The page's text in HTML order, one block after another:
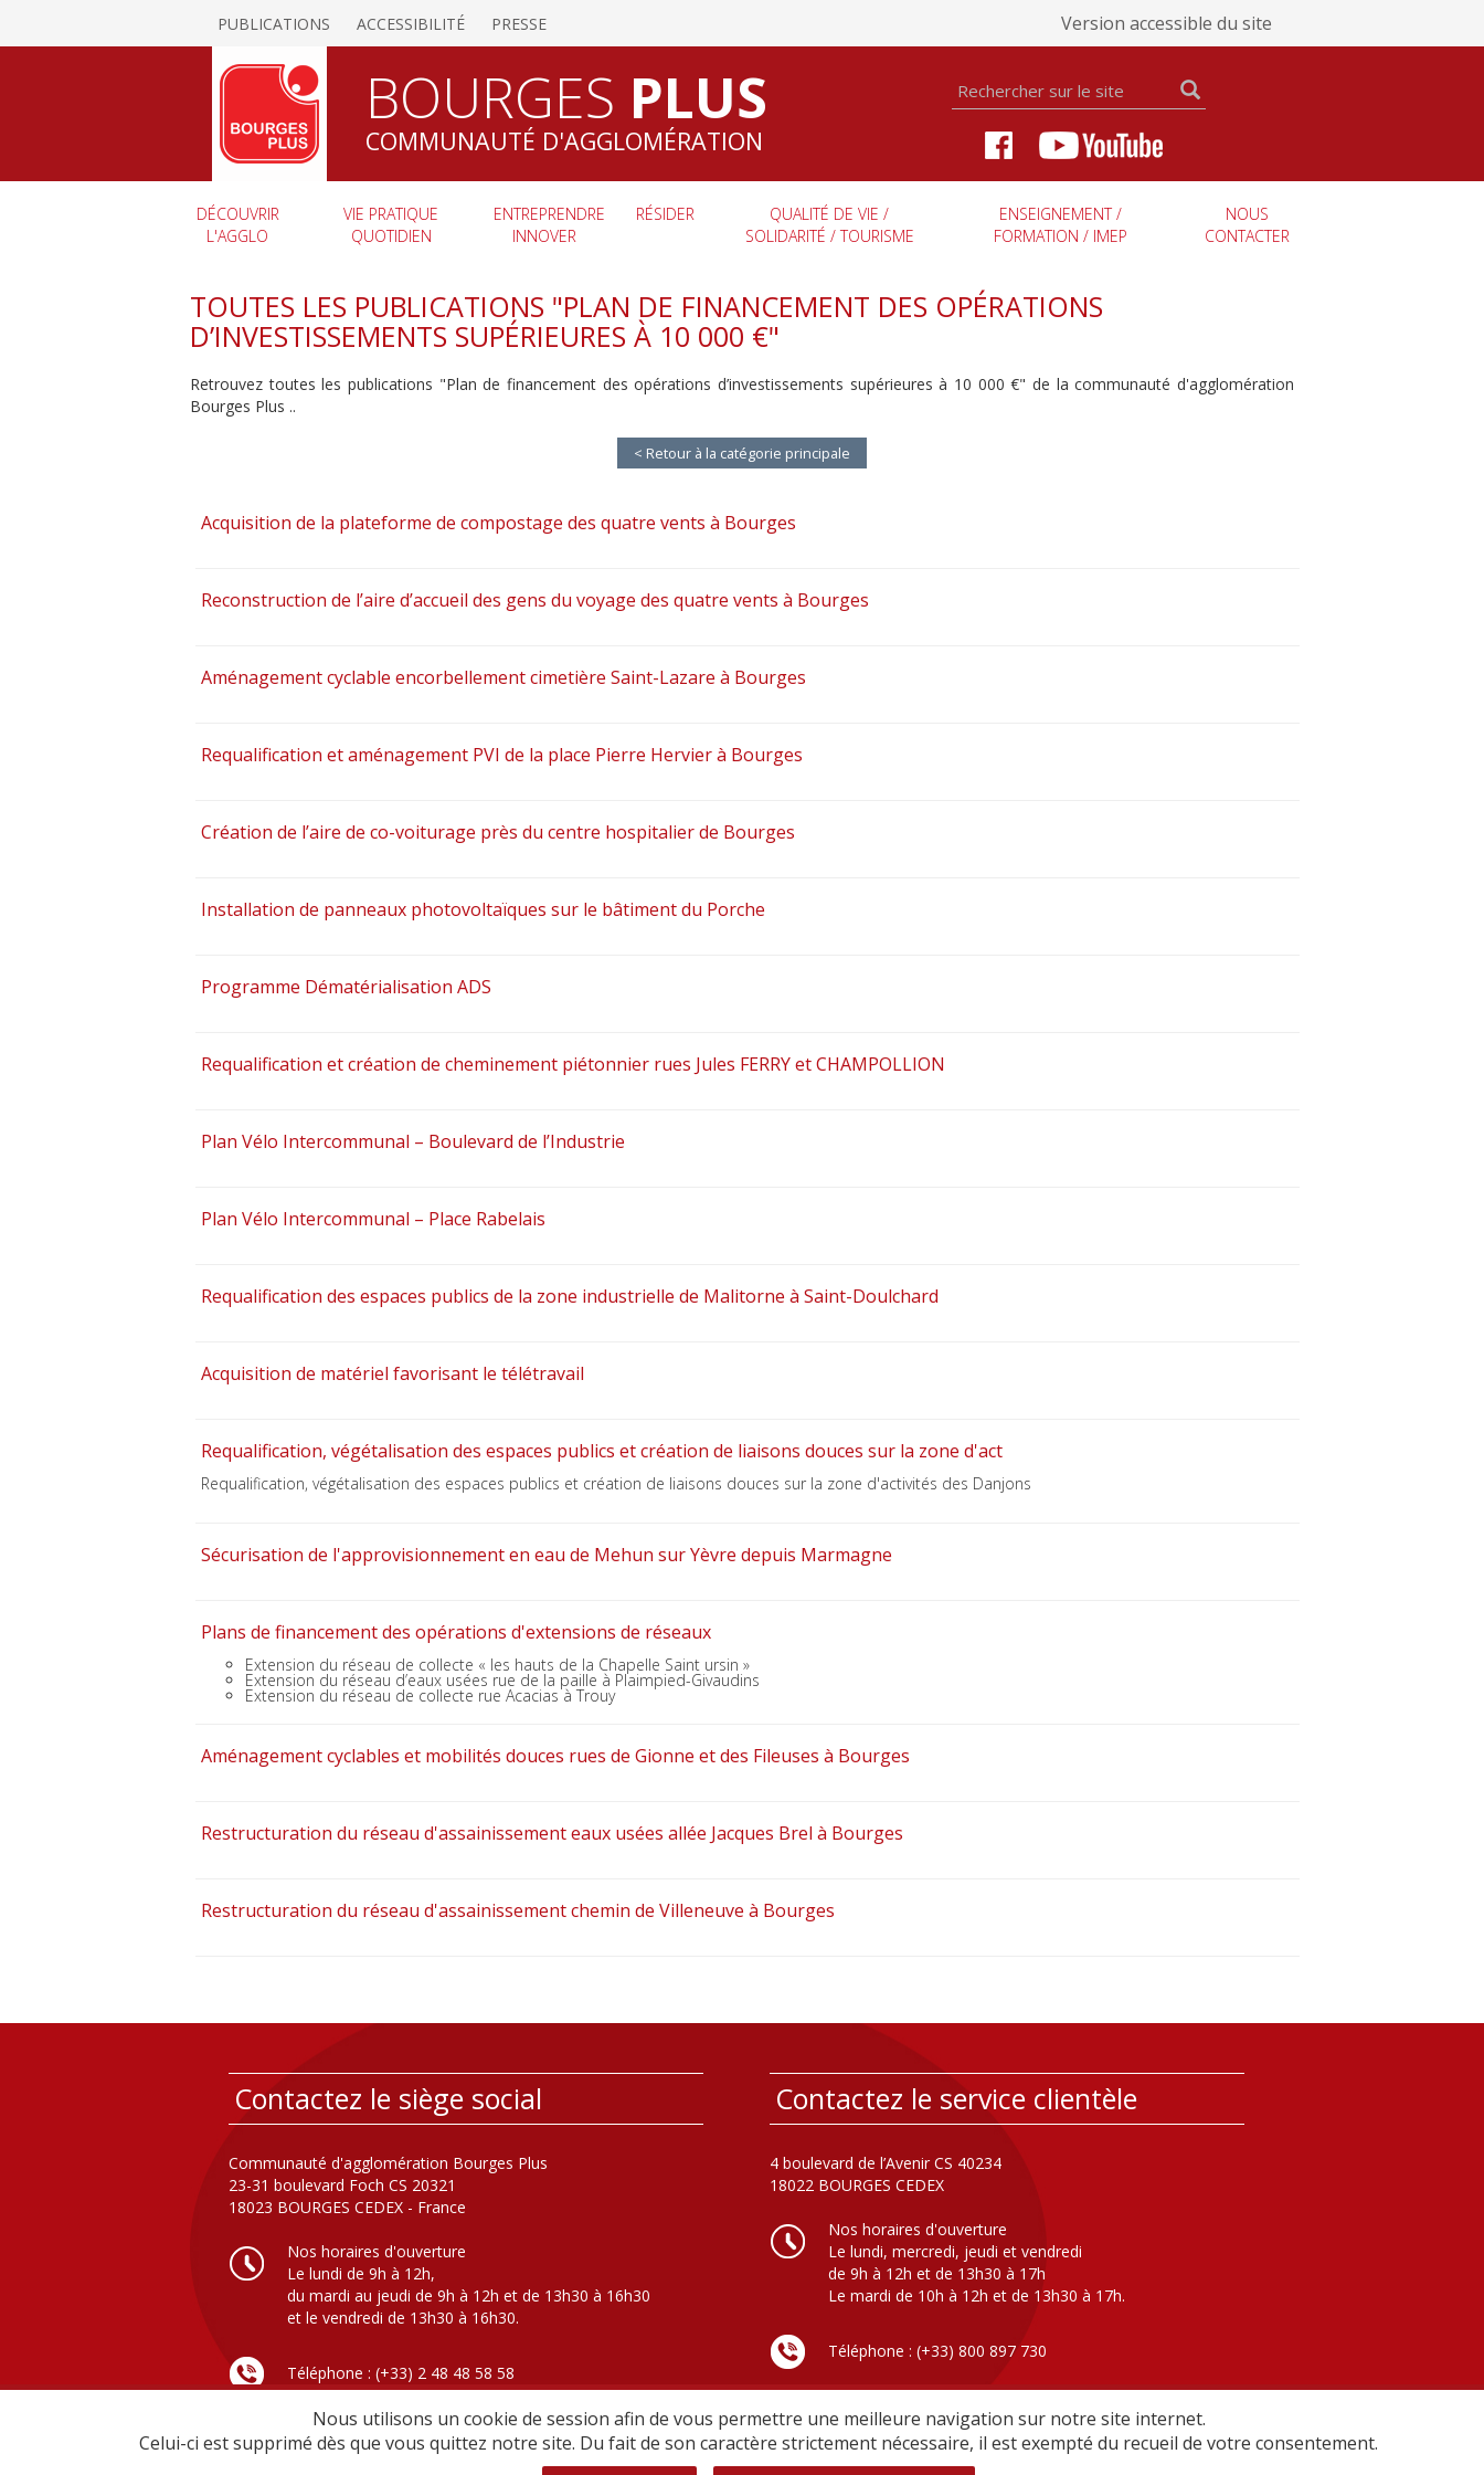
PUBLICATIONS ACCESSIBILITÉ PRESSE Version accessible du site
BOURGES PLUS
COMMUNAUTÉ D'AGGLOMÉRATION
DÉCOUVRIR
L'AGGLO
VIE PRATIQUE
QUOTIDIEN
ENTREPRENDRE
INNOVER
RÉSIDER
QUALITÉ DE VIE /
SOLIDARITÉ / TOURISME
ENSEIGNEMENT /
FORMATION / IMEP
NOUS
CONTACTER
TOUTES LES PUBLICATIONS "PLAN DE FINANCEMENT DES OPÉRATIONS
D’INVESTISSEMENTS SUPÉRIEURES À 10 000 €"
Retrouvez toutes les publications "Plan de financement des opérations d’investissements supérieures à 10 000 €" de la communauté d'agglomération
Bourges Plus ..
< Retour à la catégorie principale
Acquisition de la plateforme de compostage des quatre vents à Bourges
Reconstruction de l’aire d’accueil des gens du voyage des quatre vents à Bourges
Aménagement cyclable encorbellement cimetière Saint-Lazare à Bourges
Requalification et aménagement PVI de la place Pierre Hervier à Bourges
Création de l’aire de co-voiturage près du centre hospitalier de Bourges
Installation de panneaux photovoltaïques sur le bâtiment du Porche
Programme Dématérialisation ADS
Requalification et création de cheminement piétonnier rues Jules FERRY et CHAMPOLLION
Plan Vélo Intercommunal – Boulevard de l’Industrie
Plan Vélo Intercommunal – Place Rabelais
Requalification des espaces publics de la zone industrielle de Malitorne à Saint-Doulchard
Acquisition de matériel favorisant le télétravail
Requalification, végétalisation des espaces publics et création de liaisons douces sur la zone d'act
Requalification, végétalisation des espaces publics et création de liaisons douces sur la zone d'activités des Danjons
Sécurisation de l'approvisionnement en eau de Mehun sur Yèvre depuis Marmagne
Plans de financement des opérations d'extensions de réseaux
Extension du réseau de collecte « les hauts de la Chapelle Saint ursin »
Extension du réseau d’eaux usées rue de la paille à Plaimpied-Givaudins
Extension du réseau de collecte rue Acacias à Trouy
Aménagement cyclables et mobilités douces rues de Gionne et des Fileuses à Bourges
Restructuration du réseau d'assainissement eaux usées allée Jacques Brel à Bourges
Restructuration du réseau d'assainissement chemin de Villeneuve à Bourges
Contactez le siège social
Communauté d'agglomération Bourges Plus
23-31 boulevard Foch CS 20321
18023 BOURGES CEDEX - France
Nos horaires d'ouverture
Le lundi de 9h à 12h,
du mardi au jeudi de 9h à 12h et de 13h30 à 16h30
et le vendredi de 13h30 à 16h30.
Téléphone : (+33) 2 48 48 58 58
Contactez le service clientèle
4 boulevard de l’Avenir CS 40234
18022 BOURGES CEDEX
Nos horaires d'ouverture
Le lundi, mercredi, jeudi et vendredi
de 9h à 12h et de 13h30 à 17h
Le mardi de 10h à 12h et de 13h30 à 17h.
Téléphone : (+33) 800 897 730
(Appel gratuit - Basculement vers l'astreinte eau/assainissement
en dehors des horaires d’ouverture au public )
Nous utilisons un cookie de session afin de vous permettre une meilleure navigation sur notre site internet.
Celui-ci est supprimé dès que vous quittez notre site. Du fait de son caractère strictement nécessaire, il est exempté du recueil de votre consentement.